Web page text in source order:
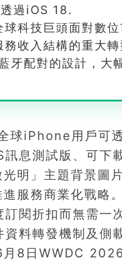
過iOS 18.
科技巨頭面對數位
收入結構的重大轉
配對的設計，大
iPhone用戶可
息測試版、可下
明」主題背景圖
進服務商業化戰
閱折扣而無需一
料轉發機制及側
8日WWDC